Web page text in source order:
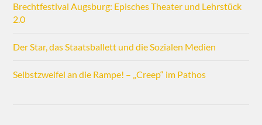
Brechtfestival Augsburg: Episches Theater und Lehrstück
2.0
Der Star, das Staatsballett und die Sozialen Medien
Selbstzweifel an die Rampe! – „Creep“ im Pathos